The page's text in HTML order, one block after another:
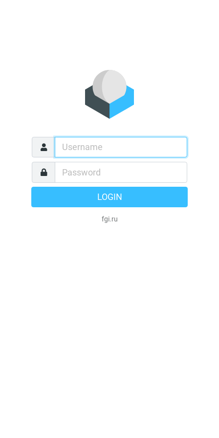
LOGIN
fgi.ru